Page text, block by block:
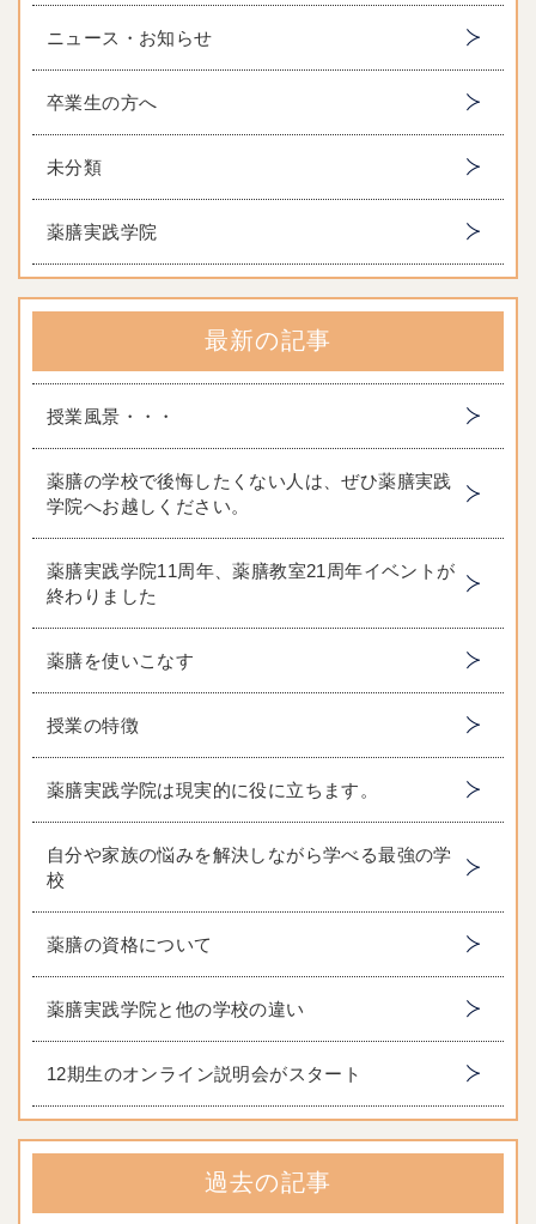
ニュース・お知らせ
卒業生の方へ
未分類
薬膳実践学院
最新の記事
授業風景・・・
薬膳の学校で後悔したくない人は、ぜひ薬膳実践
学院へお越しください。
薬膳実践学院11周年、薬膳教室21周年イベントが
終わりました
薬膳を使いこなす
授業の特徴
薬膳実践学院は現実的に役に立ちます。
自分や家族の悩みを解決しながら学べる最強の学
校
薬膳の資格について
薬膳実践学院と他の学校の違い
12期生のオンライン説明会がスタート
過去の記事